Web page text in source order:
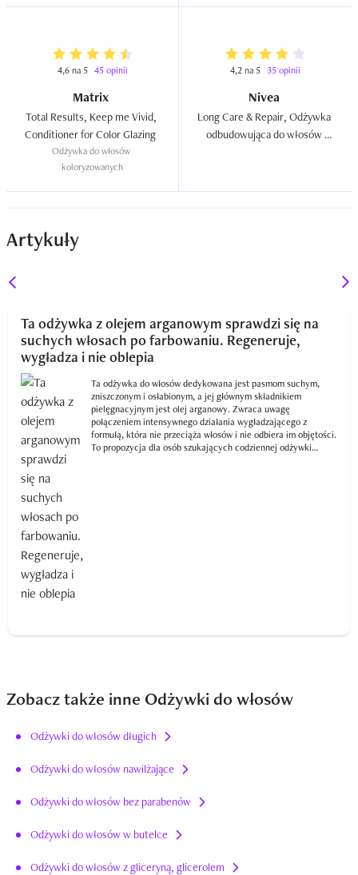
4,6 na 5 45 opinii
Matrix
Total Results, Keep me Vivid,
Odżywka do włosów
koloryzowanych
4,2 na 5 35 opinii
Nivea
Long Care & Repair, Odżywka
odbudowująca do włosów
Artykuły
Ta odżywka z olejem arganowym sprawdzi się na
suchych włosach po farbowaniu. Regeneruje,
wygładza i nie oblepia
Ta odżywka do włosów dedykowana jest pasmom suchym,
zniszczonym i osłabionym, a jej głównym składnikiem
pielęgnacyjnym jest olej arganowy. Zwraca uwagę
połączeniem intensywnego działania wygładzającego z
formułą, która nie przeciąża włosów i nie odbiera im objętości.
To propozycja dla osób szukających codziennej odżywki
Zobacz także inne Odżywki do włosów
Odżywki do włosów długich
Odżywki do włosów nawilżające
Odżywki do włosów bez parabenów
Odżywki do włosów w butelce
Odżywki do włosów z gliceryną, glicerolem